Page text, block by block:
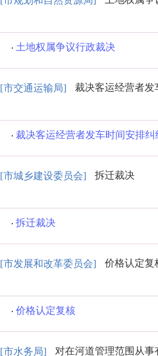
土地权属争议行政裁决
[市交通运输局] 裁决客运经营者发
裁决客运经营者发车时间安排纠
[市城乡建设委员会] 拆迁裁决
拆迁裁决
[市发展和改革委员会] 价格认定复
价格认定复核
[市水务局]
对在河道管理范围从